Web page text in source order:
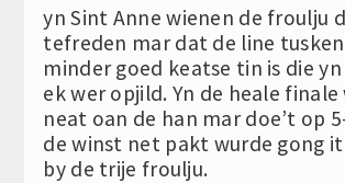
yn Sint Anne wienen de froulju
tefreden mar dat de line
minder goed keatse tin is die
ek wer opjild. Yn de heale
neat oan de han mar doe’t op
de winst net pakt wurde gong
by de trije froulju.